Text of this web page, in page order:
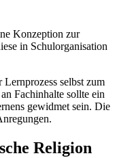
Konzeption zur
in Schulorganisation
selbst zum
Fachinhalte sollte ein
gewidmet sein. Die
Religion